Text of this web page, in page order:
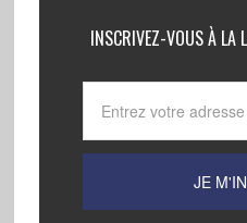
INSCRIVEZ-VOUS À LA